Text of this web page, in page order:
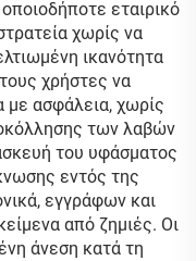
εταιρικό
χωρίς να
ικανότητα
χρήστες να
με ασφάλεια, χωρίς
των λαβών
του υφάσματος
εντός της
εγγράφων και
από ζημιές. Οι
άνεση κατά τη